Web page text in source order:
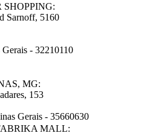
SHOPPING:
Sarnoff, 5160
- 32210110
MG:
153
Gerais - 35660630
MALL: